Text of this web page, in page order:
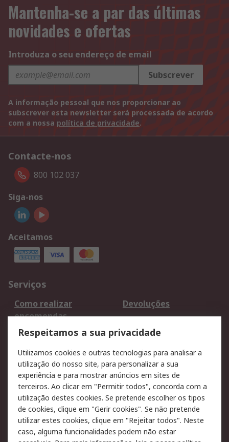
Mantenha-se a par das últimas
novidades e ofertas
Introduza o seu endereço de email
Subscrever
A informação pessoal que nos proporcionar ao
subscrever esta newsletter será processada de acordo
com a nossa política de privacidade.
Contacte-nos
800 102 037
Siga-nos
Aceitamos
Serviços
Como realizar
encomendas
Devoluções
Formas de entrega
Qualidade e ambiente
Pagamento e
faturação
Legal
Aviso legal
Política de cookies
Política de privacidade
Segurança de emails
Respeitamos a sua privacidade
Utilizamos cookies e outras tecnologias para analisar a
utilização do nosso site, para personalizar a sua
experiência e para mostrar anúncios em sites de
terceiros. Ao clicar em "Permitir todos", concorda com a
utilização destes cookies. Se pretende escolher os tipos
de cookies, clique em "Gerir cookies". Se não pretende
utilizar estes cookies, clique em "Rejeitar todos". Neste
caso, alguma funcionalidades podem não estar